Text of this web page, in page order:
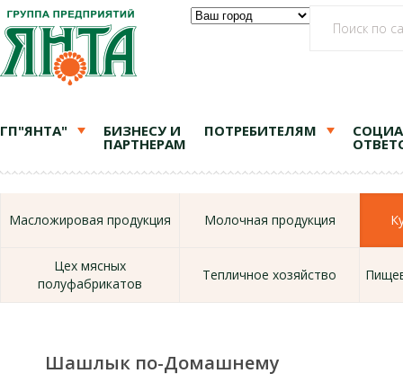
ГП"ЯНТА" БИЗНЕСУ И
ПАРТНЕРАМ
ПОТРЕБИТЕЛЯМ
Масложировая продукция Молочная продукция
Цех мясных
полуфабрикатов
Тепличное хозяйство
Шашлык по-Домашнему